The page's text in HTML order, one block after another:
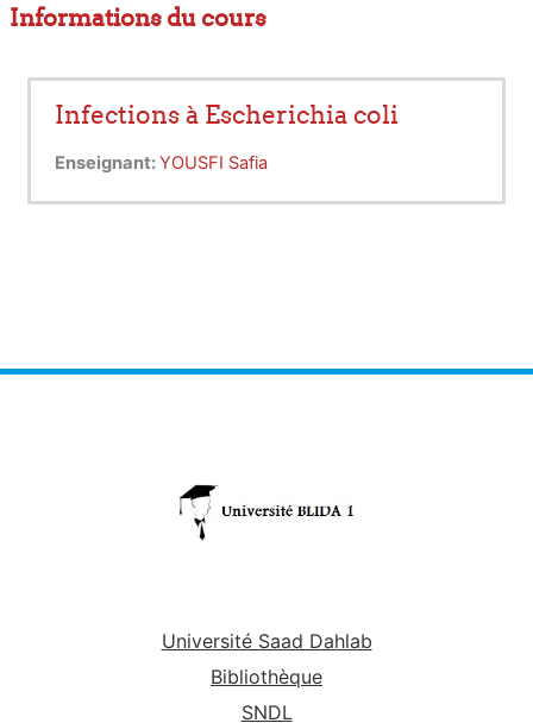
Informations du cours
Infections à Escherichia coli
Enseignant:YOUSFI Safia
Université Saad Dahlab
Bibliothèque
SNDL